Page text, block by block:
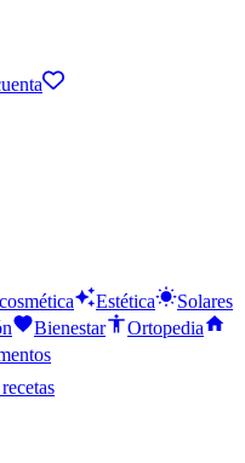
Estética
Solares
Bienestar
Ortopedia